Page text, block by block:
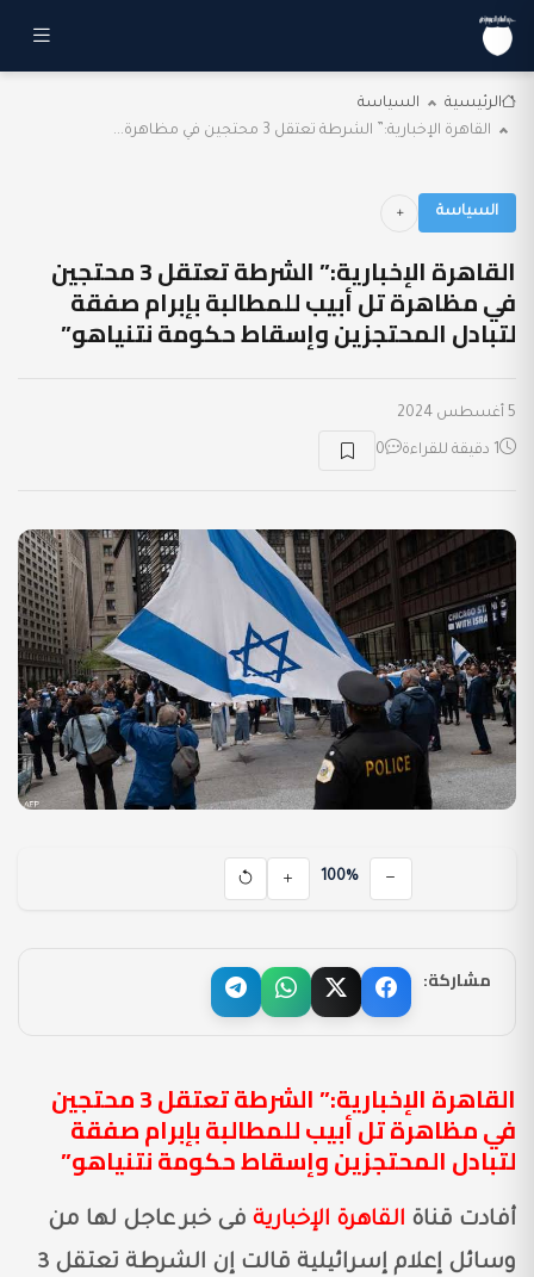
الرئيسية
السياسة
القاهرة الإخبارية:” الشرطة تعتقل 3 محتجين في مظاهرة...
السياسة
القاهرة الإخبارية:” الشرطة تعتقل 3 محتجين
في مظاهرة تل أبيب للمطالبة بإبرام صفقة
لتبادل المحتجزين وإسقاط حكومة نتنياهو”
5 أغسطس 2024
1 دقيقة للقراءة 0
100%
مشاركة:
القاهرة الإخبارية:” الشرطة تعتقل 3 محتجين
في مظاهرة تل أبيب للمطالبة بإبرام صفقة
لتبادل المحتجزين وإسقاط حكومة نتنياهو”
أفادت قناة القاهرة الإخبارية فى خبر عاجل لها من
وسائل إعلام إسرائيلية قالت إن الشرطة تعتقل 3